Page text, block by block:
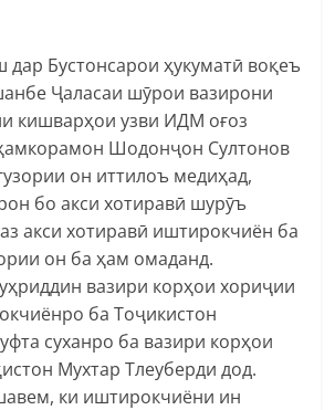
дар Бустонсарои ҳукуматӣ воқеъ
Ҷаласаи шӯрои вазирони
кишварҳои узви ИДМ оғоз
Шодонҷон Султонов
он иттилоъ медиҳад,
бо акси хотиравӣ шурӯъ
акси хотиравӣ иштирокчиён ба
он ба ҳам омаданд.
вазири корҳои хориҷии
ба Тоҷикистон
суханро ба вазири корҳои
Мухтар Тлеуберди дод.
ки иштирокчиёни ин